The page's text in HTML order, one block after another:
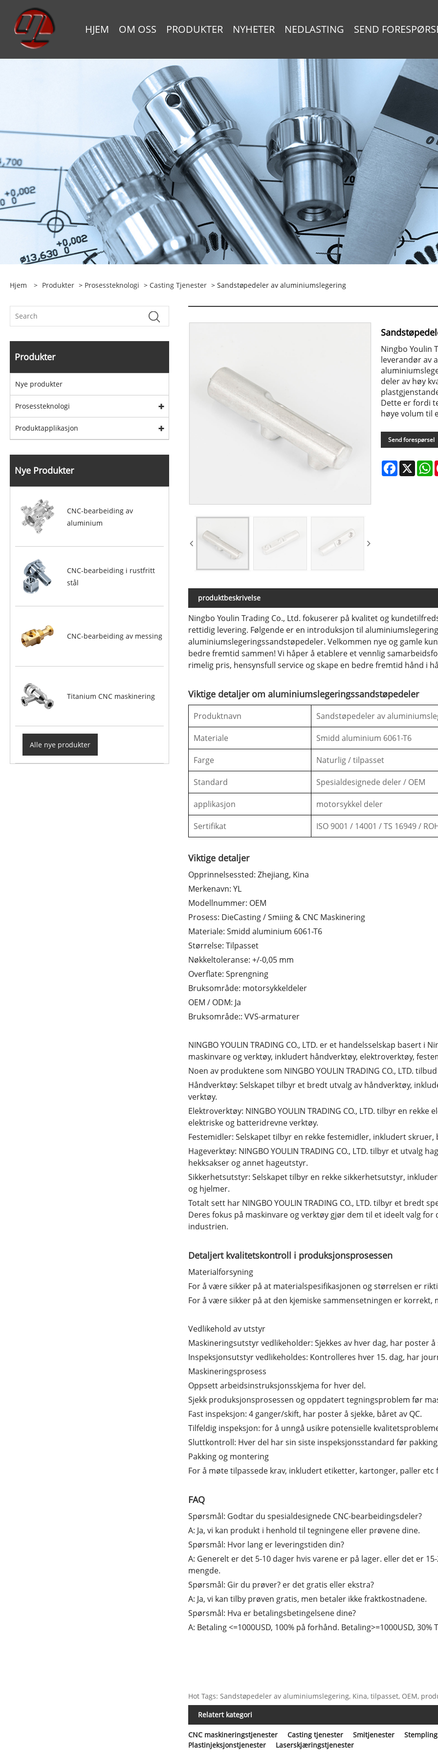
HJEM OM OSS PRODUKTER NYHETER NEDLASTING SEND
Hjem > Produkter > Prosessteknologi > Casting Tjenester > Sandstøpedeler av aluminiumslegering
Produkter
Nye produkter
Prosessteknologi
Produktapplikasjon
Nye Produkter
CNC-bearbeiding av
aluminium
CNC-bearbeiding i rustfritt
stål
CNC-bearbeiding av messing
Titanium CNC maskinering
Alle nye produkter
Ningbo Youlin
leverandør av
deler av høy
Dette er fordi
høye volum til
Send forespørsel
Facebook
X
produktbeskrivelse
Ningbo Youlin Trading Co., Ltd. fokuserer på kvalitet og
rettidig levering. Følgende er en introduksjon til
aluminiumslegeringssandstøpedeler. Velkommen nye og gamle
bedre fremtid sammen! Vi håper å etablere et vennlig
rimelig pris, hensynsfull service og skape en bedre fremtid hånd i
Viktige detaljer om aluminiumslegeringssandstøpedeler
Produktnavn Sandstøpedeler av
Materiale Smidd aluminium 6061-T6
Farge Naturlig / tilpasset
Standard Spesialdesignede deler / OEM
applikasjon motorsykkel deler
Sertifikat ISO 9001 / 14001 / TS 16949 /
Viktige detaljer
Opprinnelsessted: Zhejiang, Kina
Merkenavn: YL
Modellnummer: OEM
Prosess: DieCasting / Smiing & CNC Maskinering
Materiale: Smidd aluminium 6061-T6
Størrelse: Tilpasset
Nøkkeltoleranse: +/-0,05 mm
Overflate: Sprengning
Bruksområde: motorsykkeldeler
OEM / ODM: Ja
Bruksområde:: VVS-armaturer
NINGBO YOULIN TRADING CO., LTD. er et handelsselskap basert i
maskinvare og verktøy, inkludert håndverktøy, elektroverktøy,
Noen av produktene som NINGBO YOULIN TRADING CO., LTD.
Håndverktøy: Selskapet tilbyr et bredt utvalg av håndverktøy,
verktøy.
Elektroverktøy: NINGBO YOULIN TRADING CO., LTD. tilbyr en
elektriske og batteridrevne verktøy.
Festemidler: Selskapet tilbyr en rekke festemidler, inkludert
Hageverktøy: NINGBO YOULIN TRADING CO., LTD. tilbyr et utvalg
hekksakser og annet hageutstyr.
Sikkerhetsutstyr: Selskapet tilbyr en rekke sikkerhetsutstyr,
og hjelmer.
Totalt sett har NINGBO YOULIN TRADING CO., LTD. tilbyr et
Deres fokus på maskinvare og verktøy gjør dem til et ideelt valg
industrien.
Detaljert kvalitetskontroll i produksjonsprosessen
Materialforsyning
For å være sikker på at materialspesifikasjonen og størrelsen er
For å være sikker på at den kjemiske sammensetningen er
Vedlikehold av utstyr
Maskineringsutstyr vedlikeholder: Sjekkes av hver dag, har poster å
Inspeksjonsutstyr vedlikeholdes: Kontrolleres hver 15. dag, har
Maskineringsprosess
Oppsett arbeidsinstruksjonsskjema for hver del.
Sjekk produksjonsprosessen og oppdatert tegningsproblem før
Fast inspeksjon: 4 ganger/skift, har poster å sjekke, båret av QC.
Tilfeldig inspeksjon: for å unngå usikre potensielle
Sluttkontroll: Hver del har sin siste inspeksjonsstandard før
Pakking og montering
For å møte tilpassede krav, inkludert etiketter, kartonger, paller etc
FAQ
Spørsmål: Godtar du spesialdesignede CNC-bearbeidingsdeler?
A: Ja, vi kan produkt i henhold til tegningene eller prøvene dine.
Spørsmål: Hvor lang er leveringstiden din?
A: Generelt er det 5-10 dager hvis varene er på lager. eller det er
mengde.
Spørsmål: Gir du prøver? er det gratis eller ekstra?
A: Ja, vi kan tilby prøven gratis, men betaler ikke fraktkostnadene.
Spørsmål: Hva er betalingsbetingelsene dine?
A: Betaling <=1000USD, 100% på forhånd. Betaling>=1000USD,
Hot Tags: Sandstøpedeler av aluminiumslegering, Kina, tilpasset, OEM,
Relatert kategori
CNC maskineringstjenester Casting tjenester Smitjenester
Plastinjeksjonstjenester
Laserskjæringstjenester